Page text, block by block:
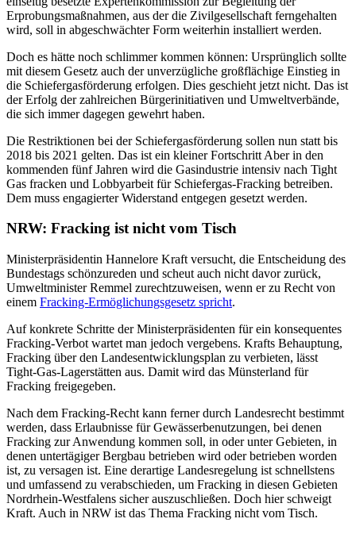
Erprobungsmaßnahmen, aus der die Zivilgesellschaft ferngehalten
wird, soll in abgeschwächter Form weiterhin installiert werden.
Doch es hätte noch schlimmer kommen können: Ursprünglich sollte
mit diesem Gesetz auch der unverzügliche großflächige Einstieg in
die Schiefergasförderung erfolgen. Dies geschieht jetzt nicht. Das ist
der Erfolg der zahlreichen Bürgerinitiativen und Umweltverbände,
die sich immer dagegen gewehrt haben.
Die Restriktionen bei der Schiefergasförderung sollen nun statt bis
2018 bis 2021 gelten. Das ist ein kleiner Fortschritt Aber in den
kommenden fünf Jahren wird die Gasindustrie intensiv nach Tight
Gas fracken und Lobbyarbeit für Schiefergas-Fracking betreiben.
Dem muss engagierter Widerstand entgegen gesetzt werden.
NRW: Fracking ist nicht vom Tisch
Ministerpräsidentin Hannelore Kraft versucht, die Entscheidung des
Bundestags schönzureden und scheut auch nicht davor zurück,
Umweltminister Remmel zurechtzuweisen, wenn er zu Recht von
einem Fracking-Ermöglichungsgesetz spricht.
Auf konkrete Schritte der Ministerpräsidenten für ein konsequentes
Fracking-Verbot wartet man jedoch vergebens. Krafts Behauptung,
Fracking über den Landesentwicklungsplan zu verbieten, lässt
Tight-Gas-Lagerstätten aus. Damit wird das Münsterland für
Fracking freigegeben.
Nach dem Fracking-Recht kann ferner durch Landesrecht bestimmt
werden, dass Erlaubnisse für Gewässerbenutzungen, bei denen
Fracking zur Anwendung kommen soll, in oder unter Gebieten, in
denen untertägiger Bergbau betrieben wird oder betrieben worden
ist, zu versagen ist. Eine derartige Landesregelung ist schnellstens
und umfassend zu verabschieden, um Fracking in diesen Gebieten
Nordrhein-Westfalens sicher auszuschließen. Doch hier schweigt
Kraft. Auch in NRW ist das Thema Fracking nicht vom Tisch.